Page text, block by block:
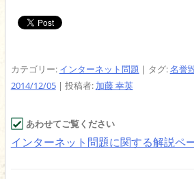
カテゴリー: インターネット問題 | タグ:名誉
2014/12/05| 投稿者: 加藤 幸英
あわせてご覧ください
インターネット問題に関する解説ペ